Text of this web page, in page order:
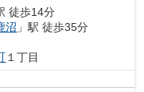
徒歩14分
沼 」駅 徒歩35分
１丁目